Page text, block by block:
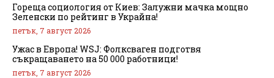
Гореща социология от Киев: Залужни мачка мощно
Зеленски по рейтинг в Украйна!
петък, 7 август 2026
Ужас в Европа! WSJ: Фолксваген подготвя
съкращаването на 50 000 работници!
петък, 7 август 2026